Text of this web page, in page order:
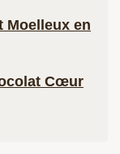
Moelleux en
Cœur